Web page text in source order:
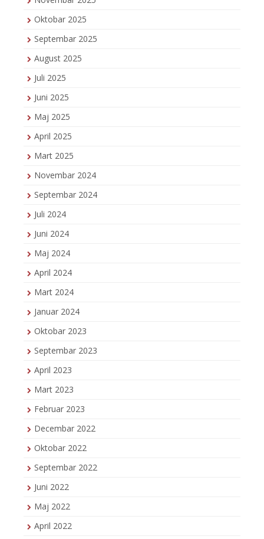
Oktobar 2025
Septembar 2025
August 2025
Juli 2025
Juni 2025
Maj 2025
April 2025
Mart 2025
Novembar 2024
Septembar 2024
Juli 2024
Juni 2024
Maj 2024
April 2024
Mart 2024
Januar 2024
Oktobar 2023
Septembar 2023
April 2023
Mart 2023
Februar 2023
Decembar 2022
Oktobar 2022
Septembar 2022
Juni 2022
Maj 2022
April 2022